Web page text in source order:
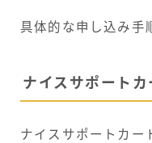
具体的な申し込み手
ナイスサポート
ナイスサポートカー